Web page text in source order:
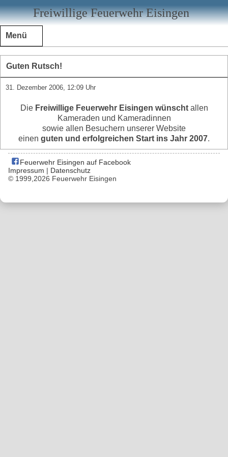
Freiwillige Feuerwehr Eisingen
Menü
Guten Rutsch!
31. Dezember 2006, 12:09 Uhr
Die Freiwillige Feuerwehr Eisingen wünschtallen
Kameraden und Kameradinnen
sowie allen Besuchern unserer Website
einen guten und erfolgreichen Start ins Jahr 2007.
Feuerwehr Eisingen auf Facebook
Impressum | Datenschutz
© 1999,2026 Feuerwehr Eisingen